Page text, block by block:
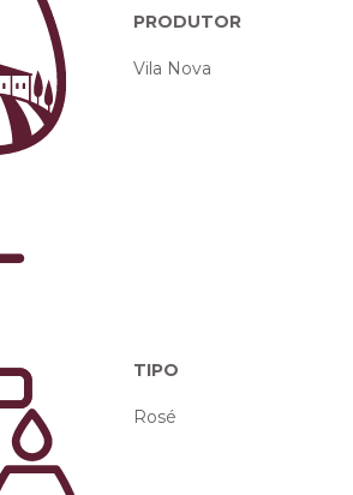
PRODUTOR
Vila Nova
TIPO
Rosé